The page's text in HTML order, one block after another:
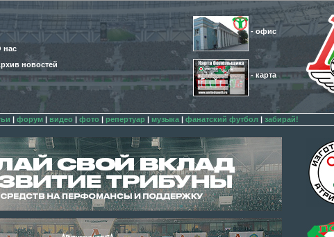
нас
новостей
- офис
- карта
| форум | видео | фото | репертуар | музыка | фанатский футбол | забирай!